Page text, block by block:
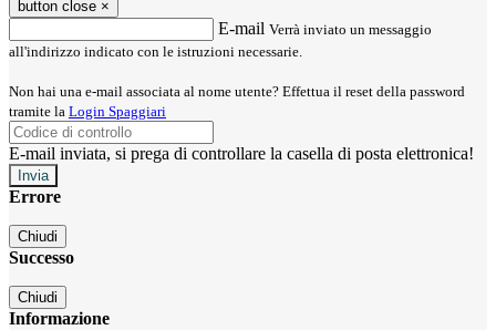
button close ×
E-mail Verrà inviato un messaggio
all'indirizzo indicato con le istruzioni necessarie.
Non hai una e-mail associata al nome utente? Effettua il reset della password
tramite la Login Spaggiari
E-mail inviata, si prega di controllare la casella di posta elettronica!
Errore
Chiudi
Successo
Chiudi
Informazione